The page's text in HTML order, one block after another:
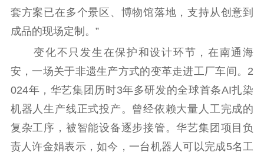
套方案已在多个景区、博物馆落地，支持从创意到
成品的现场定制。”
变化不只发生在保护和设计环节，在南通海
安，一场关于非遗生产方式的变革走进工厂车间。2
024年，华艺集团历时3年多研发的全球首条AI扎染
机器人生产线正式投产。曾经依赖大量人工完成的
复杂工序，被智能设备逐步接管。华艺集团项目负
责人许金娟表示，如今，一台机器人可以完成5名工